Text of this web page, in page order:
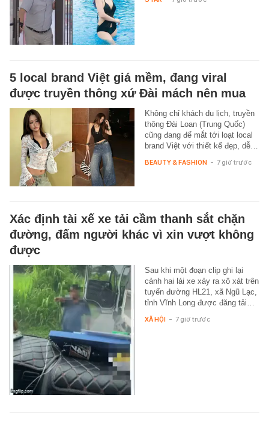
5 local brand Việt giá mềm, đang viral
được truyền thông xứ Đài mách nên mua
Không chỉ khách du lịch, truyền
thông Đài Loan (Trung Quốc)
cũng đang để mắt tới loạt local
brand Việt với thiết kế đẹp, dễ…
BEAUTY & FASHION - 7 giờ trước
Xác định tài xế xe tải cầm thanh sắt chặn
đường, đấm người khác vì xin vượt không
được
Sau khi một đoạn clip ghi lại
cảnh hai lái xe xảy ra xô xát trên
tuyến đường HL21, xã Ngũ Lạc,
tỉnh Vĩnh Long được đăng tải…
XÃ HỘI - 7 giờ trước